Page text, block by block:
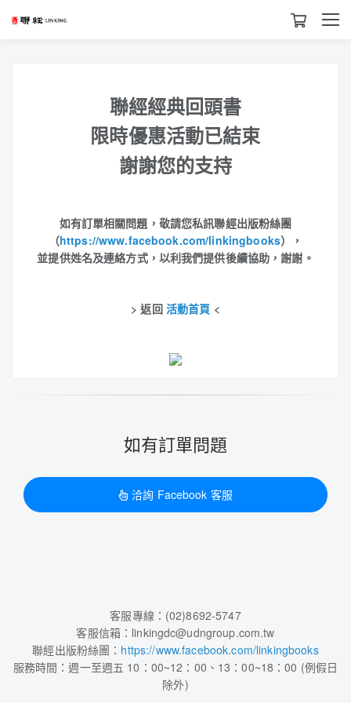
聯經經典回頭書
限時優惠活動已結束
謝謝您的支持
如有訂單相關問題，敬請您私訊聯經出版粉絲團
（https://www.facebook.com/linkingbooks）
，
並提供姓名及連絡方式，以利我們提供後續協助，謝謝。
> 返回 活動首頁 <
如有訂單問題
洽詢 Facebook 客服
客服專線：(02)8692-5747
客服信箱：linkingdc@udngroup.com.tw
聯經出版粉絲團： https://www.facebook.com/linkingbooks
服務時間：週一至週五 10：00~12：00、13：00~18：00 (例假日
除外)